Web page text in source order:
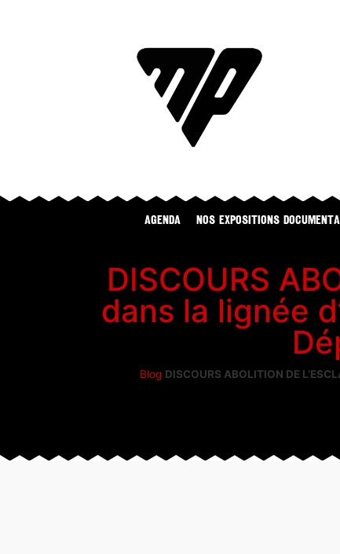
Agenda NOS EXPOSITIONS
DISCOURS
dans la lignée
Blog DISCOURS ABOLITION DE